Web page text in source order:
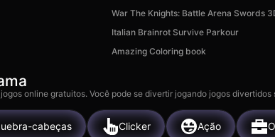
War The Knights: Battle Arena Swords
Italian Brainrot Survive Parkour
Amazing Coloring book
online gratuitos. Você pode se divertir jogando jogos
cabeças Clicker Ação